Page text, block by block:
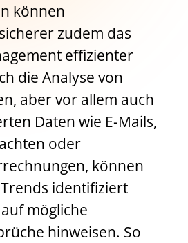
können
zudem das
effizienter
die Analyse von
aber vor allem auch
Daten wie E-Mails,
oder
können
identifiziert
mögliche
hinweisen. So